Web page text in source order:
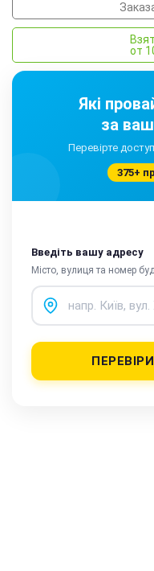
Які
за
Перевірте
375+
Введіть вашу адресу
Місто, вулиця та номер